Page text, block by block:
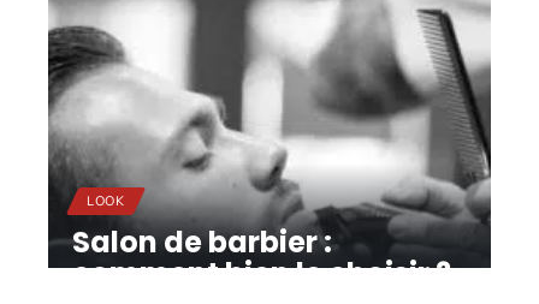
LOOK
Salon de barbier :
comment bien le choisir ?